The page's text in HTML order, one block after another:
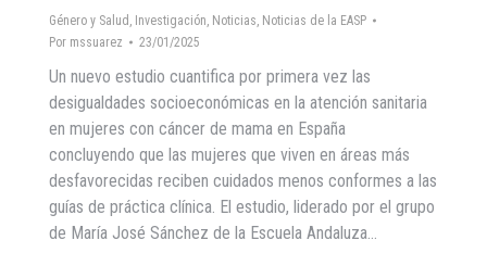
Género y Salud , Investigación, Noticias, Noticias de la EASP
Por mssuarez 23/01/2025
Un nuevo estudio cuantifica por primera vez las
desigualdades socioeconómicas en la atención sanitaria
en mujeres con cáncer de mama en España
concluyendo que las mujeres que viven en áreas más
desfavorecidas reciben cuidados menos conformes a las
guías de práctica clínica. El estudio, liderado por el grupo
de María José Sánchez de la Escuela Andaluza…